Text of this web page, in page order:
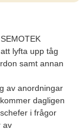
lyfta upp tåg
samt annan
av anordningar
dagligen
i frågor
av